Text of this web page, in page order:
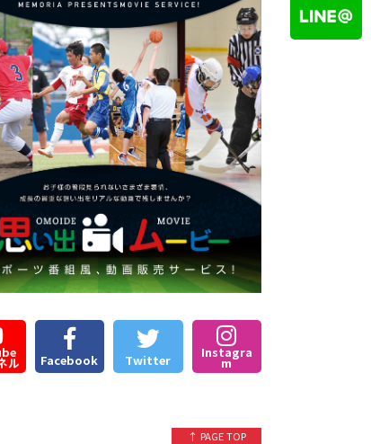
ル Facebook Twitter Instagra
m
↑ PAGE TOP